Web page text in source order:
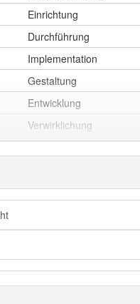
Einrichtung
Durchführung
Implementation
Gestaltung
Entwicklung
Verwirklichung
Vollzug
Tätigung